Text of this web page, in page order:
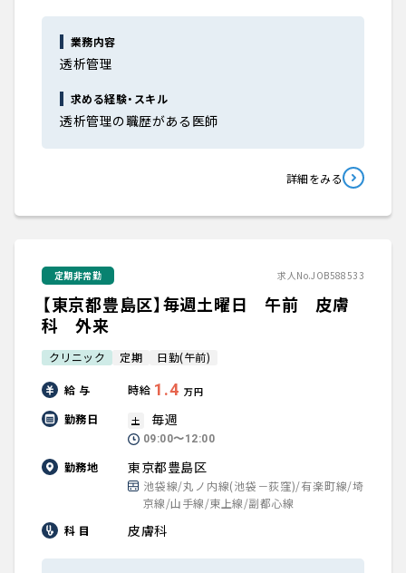
業務内容
透析管理
求める経験・スキル
透析管理の職歴がある医師
詳細をみる
定期非常勤 求人No.JOB588533
【東京都豊島区】毎週土曜日 午前 皮膚
科 外来
クリニック 定期 日勤(午前)
給 与 時給 1.4 万円
勤務日 土 毎週
09:00〜12:00
勤務地 東京都豊島区
池袋線/丸ノ内線(池袋－荻窪)/有楽町線/埼
京線/山手線/東上線/副都心線
科 目
皮膚科